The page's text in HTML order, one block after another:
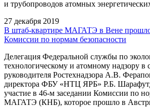
и трубопроводов атомных
27 декабря 2019
В штаб-квартире МАГАТЭ в Вене прошло
Комиссии по нормам безопасности
Делегация Федеральной службы по
технологическому и атомному надзору в
руководителя Ростехнадзора А.В.
директора ФБУ «НТЦ ЯРБ» Р.Б.
участие в 46-м заседании Комиссии по
МАГАТЭ (КНБ), которое прошло в